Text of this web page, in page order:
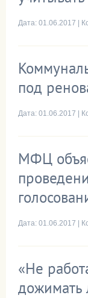
Дата: 01.06.2017
под
Дата: 01.06.2017
МФЦ
Дата: 01.06.2017
«Не
дожимать